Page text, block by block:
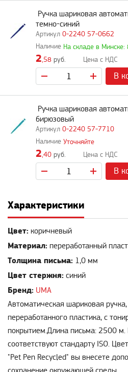
0-2240 57-0662
Ручка шариковая
темно-синий
На складе в
2,58 руб.
В
0-2240 57-7710
Ручка шариковая
бирюзовый
Уточняйте
2,40 руб.
В
Характеристики
Цвет: коричневый
Материал: переработанный
Толщина письма: 1,0 мм
Цвет стержня: синий
Бренд: UMA
Автоматическая шариковая
переработанного пластика, с
покрытием.Длина письма: 2500
соответствуют стандарту ISO.
"Pet Pen Recycled" вы внесете